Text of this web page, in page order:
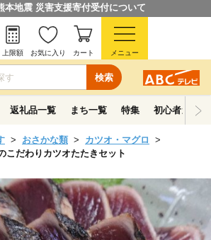
本地震 災害支援寄付受付について
検索
上限額 お気に入り カート メニュー
返礼品一覧 まち一覧 特集 初心者ガイド
おさかな類
カツオ・マグロ
こだわりカツオたたきセット